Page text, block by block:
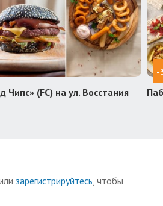
Чипс» (FC) на ул. Восстания
-
зарегистрируйтесь, чтобы